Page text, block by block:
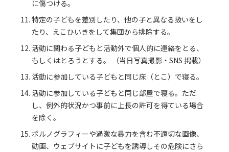
に傷つける。
特定の子どもを差別したり、他の子と異なる扱いをし
たり、えこひいきをして集団から排除する。
活動に関わる子どもと活動外で個人的に連絡をとる、
もしくはとろうとする。 （当日写真撮影・SNS 掲載）
活動に参加している子どもと同じ床（とこ）で寝る。
活動に参加している子どもと同じ部屋で寝る。ただ
し、例外的状況かつ事前に上長の許可を得ている場合
を除く。
ポルノグラフィーや過激な暴力を含む不適切な画像、
動画、ウェブサイトに子どもを誘導しその危険にさら